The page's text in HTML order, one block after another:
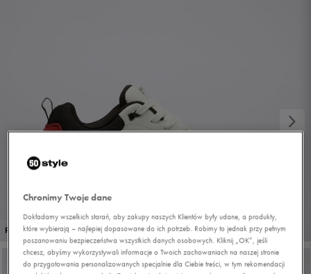
PROMO: DO -30% 1/7
Chronimy Twoje dane
Dokładamy wszelkich starań, aby zakupy naszych Klientów były udane, a produkty,
które wybierają – najlepiej dopasowane do ich potrzeb. Robimy to jednak przy pełnym
poszanowaniu bezpieczeństwa wszystkich danych osobowych. Kliknij „OK”, jeśli
chcesz, abyśmy wykorzystywali informacje o Twoich zachowaniach na naszej stronie
do przygotowania personalizowanych specjalnie dla Ciebie treści, w tym rekomendacji